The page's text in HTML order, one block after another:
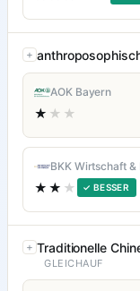
AOK Bayern
★ ★★
BKK Wirtschaft &
★★ ★ ✓ BESSER
Traditionelle
GLEICHAUF